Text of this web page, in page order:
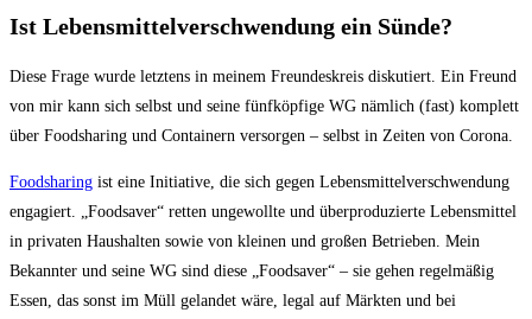
Ist Lebensmittelverschwendung ein Sünde?
Diese Frage wurde letztens in meinem Freundeskreis diskutiert. Ein Freund
von mir kann sich selbst und seine fünfköpfige WG nämlich (fast) komplett
über Foodsharing und Containern versorgen – selbst in Zeiten von Corona.
Foodsharing ist eine Initiative, die sich gegen Lebensmittelverschwendung
engagiert. „Foodsaver“ retten ungewollte und überproduzierte Lebensmittel
in privaten Haushalten sowie von kleinen und großen Betrieben. Mein
Bekannter und seine WG sind diese „Foodsaver“ – sie gehen regelmäßig
Essen, das sonst im Müll gelandet wäre, legal auf Märkten und bei